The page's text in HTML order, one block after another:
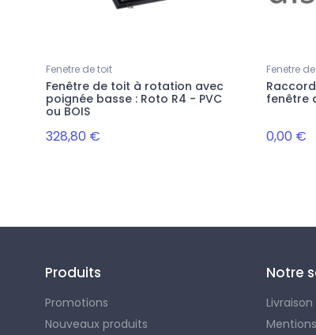
Fenetre de toit
Fenêtre de toit à rotation avec
poignée basse : Roto R4 - PVC
ou BOIS
328,80 €
Fenetre
fenêtre
0,00 €
Produits
Promotions
Nouveaux produits
Notre
Livraison